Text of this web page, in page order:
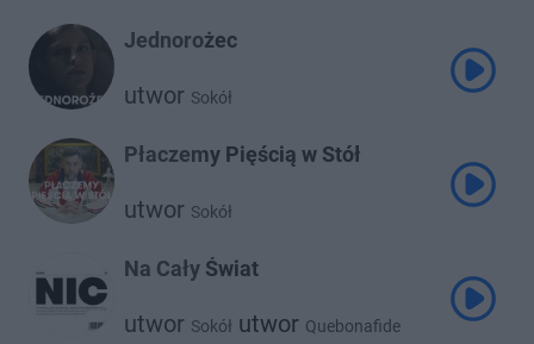
Jednorożec
utwor Sokół
Płaczemy Pięścią w Stół
utwor Sokół
Na Cały Świat
utwor Sokół utwor Quebonafide